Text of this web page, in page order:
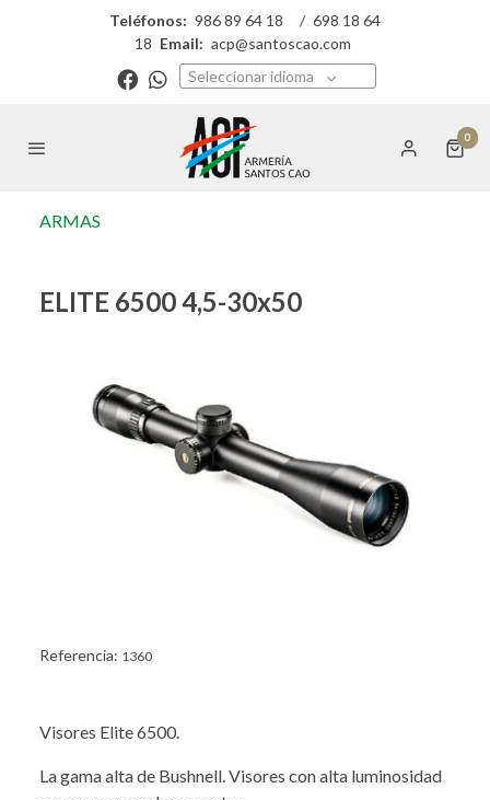
Teléfonos: 986 89 64 18 / 698 18 64
18 Email: acp@santoscao.com
Seleccionar idioma
0
ARMAS
ELITE 6500 4,5-30x50
Referencia: 1360
Visores Elite 6500.
La gama alta de Bushnell. Visores con alta luminosidad